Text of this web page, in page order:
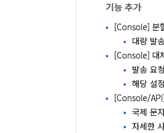
기능 추가
[Console] 분
대량 발
[Console] 대
발송 요
해당 설
[Console/
국제 문
자세한